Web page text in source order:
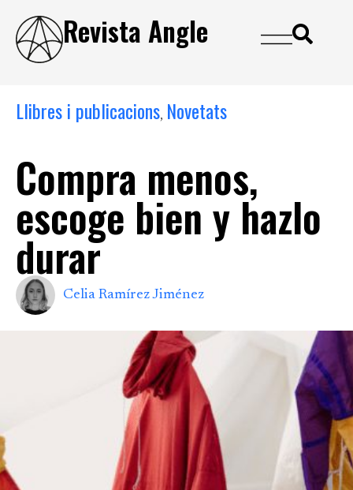
Revista Angle
Llibres i publicacions, Novetats
Compra menos,
escoge bien y hazlo
durar
Celia Ramírez Jiménez